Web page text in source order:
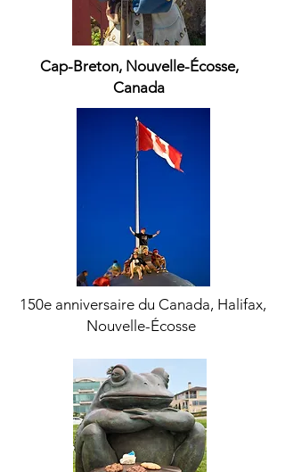
Cap-Breton, Nouvelle-Écosse,
Canada
150e anniversaire du Canada, Halifax,
Nouvelle-Écosse